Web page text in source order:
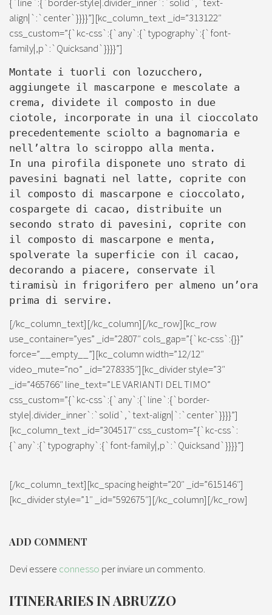
align|`:`center`}}}}”][kc_column_text _id=”313122″
css_custom=”{`kc-css`:{`any`:{`typography`:{`font-
family|,p`:`Quicksand`}}}}”]
Montate i tuorli con lozucchero,
aggiungete il mascarpone e mescolate a
crema, dividete il composto in due
ciotole, incorporate in una il cioccolato
precedentemente sciolto a bagnomaria e
nell’altra lo sciroppo alla menta.
In una pirofila disponete uno strato di
pavesini bagnati nel latte, coprite con
il composto di mascarpone e cioccolato,
cospargete di cacao, distribuite un
secondo strato di pavesini, coprite con
il composto di mascarpone e menta,
spolverate la superficie con il cacao,
decorando a piacere, conservate il
tiramisù in frigorifero per almeno un’ora
prima di servire.
[/kc_column_text][/kc_column][/kc_row][kc_row
use_container=”yes” _id=”2807″ cols_gap=”{`kc-css`:{}}”
force=”__empty__”][kc_column width=”12/12″
video_mute=”no” _id=”278335″][kc_divider style=”3″
_id=”465766″ line_text=”LE VARIANTI DEL TIMO”
css_custom=”{`kc-css`:{`any`:{`line`:{`border-
style|.divider_inner`:`solid`,`text-align|`:`center`}}}}”]
[kc_column_text _id=”304517″ css_custom=”{`kc-css`:
{`any`:{`typography`:{`font-family|,p`:`Quicksand`}}}}”]
[/kc_column_text][kc_spacing height=”20″ _id=”615146″]
[kc_divider style=”1″ _id=”592675″][/kc_column][/kc_row]
ADD COMMENT
Devi essere connesso per inviare un commento.
ITINERARIES IN ABRUZZO